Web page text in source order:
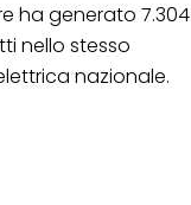
ha generato 7.304
nello stesso
nazionale.